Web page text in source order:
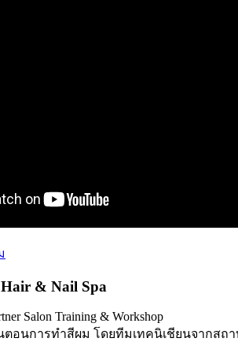
& Nail Spa
Salon Training & Workshop
ตอนการทำสีผม โดยทีมเทคนิเชียนจากสถ